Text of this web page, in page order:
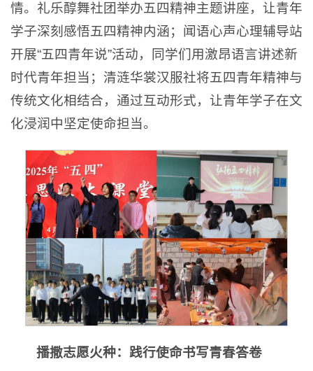
情。礼乐醇舞社团举办五四精神主题讲座，让青年
学子深刻感悟五四精神内涵；闻语心声心理辅导站
开展“五四青年说”活动，同学们用激昂语言讲述新
时代青年担当；清涟华裳汉服社将五四青年精神与
传统文化相结合，通过互动形式，让青年学子在文
化浸润中坚定使命担当。
播撒志愿火种：践行使命书写青春答卷